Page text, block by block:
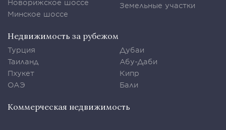
Новорижское шоссе
Минское шоссе
Земельные участки
Недвижимость за рубежом
Турция
Таиланд
Пхукет
ОАЭ
Дубаи
Абу-Даби
Кипр
Бали
Коммерческая недвижимость